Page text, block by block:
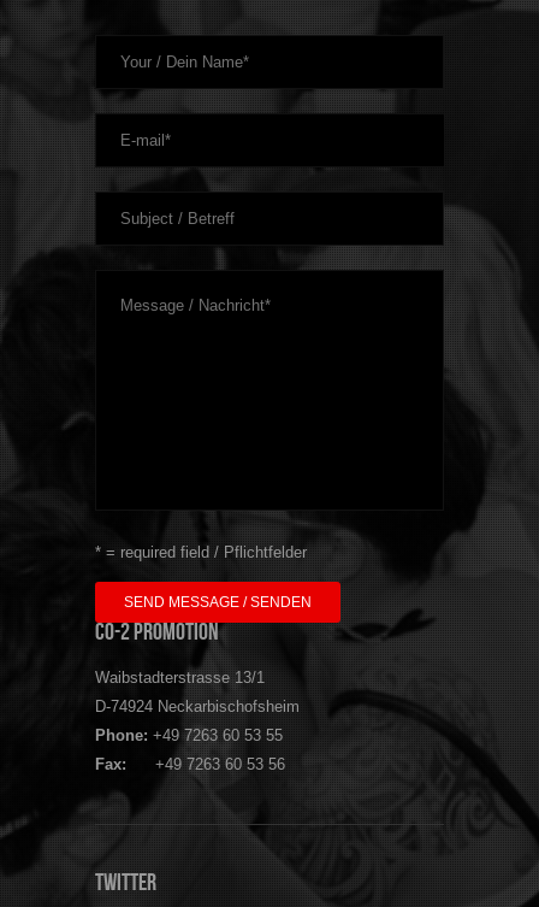
* = required field / Pflichtfelder
CO-2 Promotion
Waibstadterstrasse 13/1
D-74924 Neckarbischofsheim
Phone: +49 7263 60 53 55
Fax: +49 7263 60 53 56
Twitter